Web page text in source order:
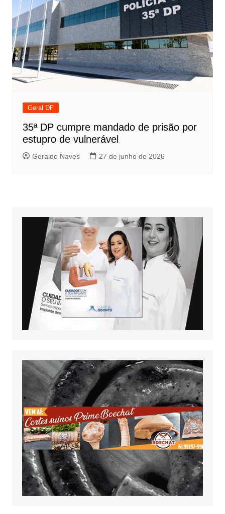
Geral DF
35ª DP cumpre mandado de prisão por
estupro de vulnerável
Geraldo Naves 27 de junho de 2026